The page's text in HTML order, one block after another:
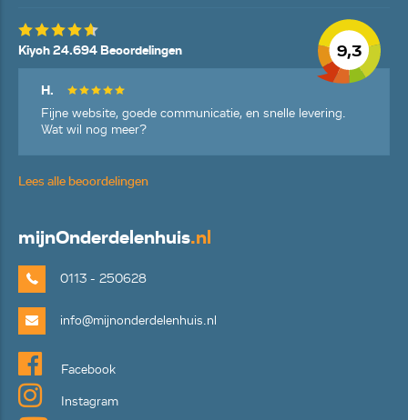
9,3
Kiyoh 24.694 Beoordelingen
H.
Fijne website, goede communicatie, en snelle levering.
Wat wil nog meer?
Lees alle beoordelingen
mijnOnderdelenhuis.nl
0113 - 250628
info@mijnonderdelenhuis.nl
Facebook
Instagram